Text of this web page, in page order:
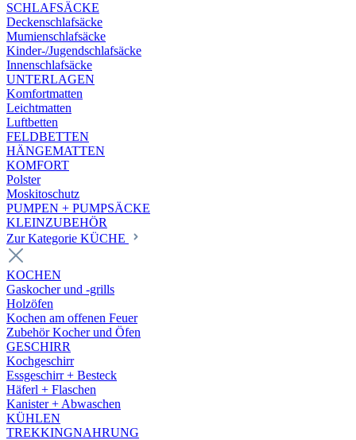
SCHLAFSÄCKE
Deckenschlafsäcke
Mumienschlafsäcke
Kinder-/Jugendschlafsäcke
Innenschlafsäcke
UNTERLAGEN
Komfortmatten
Leichtmatten
Luftbetten
FELDBETTEN
HÄNGEMATTEN
KOMFORT
Polster
Moskitoschutz
PUMPEN + PUMPSÄCKE
KLEINZUBEHÖR
Zur Kategorie KÜCHE
KOCHEN
Gaskocher und -grills
Holzöfen
Kochen am offenen Feuer
Zubehör Kocher und Öfen
GESCHIRR
Kochgeschirr
Essgeschirr + Besteck
Häferl + Flaschen
Kanister + Abwaschen
KÜHLEN
TREKKINGNAHRUNG